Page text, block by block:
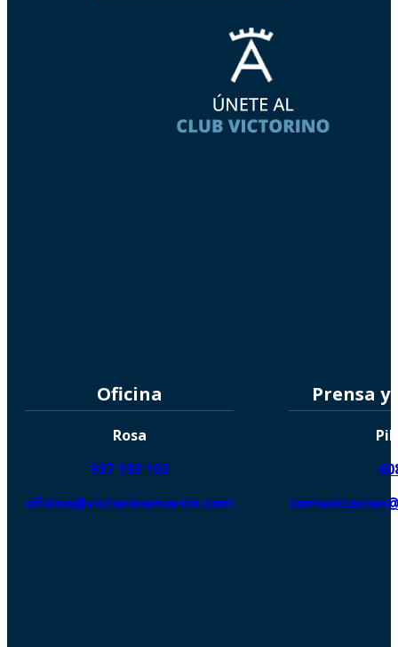
Oficina
Rosa
927 193 102
oficina@victorinomartin.com
Prensa